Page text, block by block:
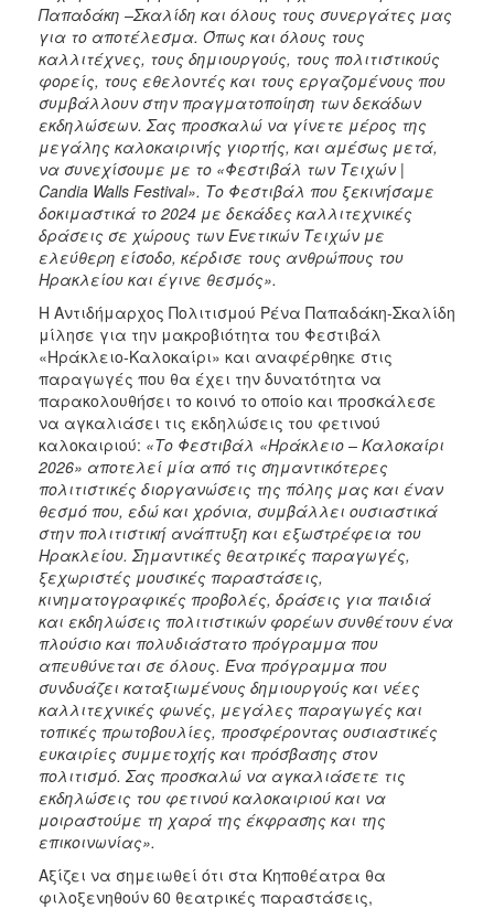
Παπαδάκη –Σκαλίδη και όλους τους συνεργάτες μας
για το αποτέλεσμα. Όπως και όλους τους
καλλιτέχνες, τους δημιουργούς, τους πολιτιστικούς
φορείς, τους εθελοντές και τους εργαζομένους που
συμβάλλουν στην πραγματοποίηση των δεκάδων
εκδηλώσεων. Σας προσκαλώ να γίνετε μέρος της
μεγάλης καλοκαιρινής γιορτής, και αμέσως μετά,
να συνεχίσουμε με το «Φεστιβάλ των Τειχών |
Candia Walls Festival». Το Φεστιβάλ που ξεκινήσαμε
δοκιμαστικά το 2024 με δεκάδες καλλιτεχνικές
δράσεις σε χώρους των Ενετικών Τειχών με
ελεύθερη είσοδο, κέρδισε τους ανθρώπους του
Ηρακλείου και έγινε θεσμός».
Η Αντιδήμαρχος Πολιτισμού Ρένα Παπαδάκη-Σκαλίδη
μίλησε για την μακροβιότητα του Φεστιβάλ
«Ηράκλειο-Καλοκαίρι» και αναφέρθηκε στις
παραγωγές που θα έχει την δυνατότητα να
παρακολουθήσει το κοινό το οποίο και προσκάλεσε
να αγκαλιάσει τις εκδηλώσεις του φετινού
καλοκαιριού: «Το Φεστιβάλ «Ηράκλειο – Καλοκαίρι
2026» αποτελεί μία από τις σημαντικότερες
πολιτιστικές διοργανώσεις της πόλης μας και έναν
θεσμό που, εδώ και χρόνια, συμβάλλει ουσιαστικά
στην πολιτιστική ανάπτυξη και εξωστρέφεια του
Ηρακλείου. Σημαντικές θεατρικές παραγωγές,
ξεχωριστές μουσικές παραστάσεις,
κινηματογραφικές προβολές, δράσεις για παιδιά
και εκδηλώσεις πολιτιστικών φορέων συνθέτουν ένα
πλούσιο και πολυδιάστατο πρόγραμμα που
απευθύνεται σε όλους. Ένα πρόγραμμα που
συνδυάζει καταξιωμένους δημιουργούς και νέες
καλλιτεχνικές φωνές, μεγάλες παραγωγές και
τοπικές πρωτοβουλίες, προσφέροντας ουσιαστικές
ευκαιρίες συμμετοχής και πρόσβασης στον
πολιτισμό. Σας προσκαλώ να αγκαλιάσετε τις
εκδηλώσεις του φετινού καλοκαιριού και να
μοιραστούμε τη χαρά της έκφρασης και της
επικοινωνίας».
Αξίζει να σημειωθεί ότι στα Κηποθέατρα θα
φιλοξενηθούν 60 θεατρικές παραστάσεις,